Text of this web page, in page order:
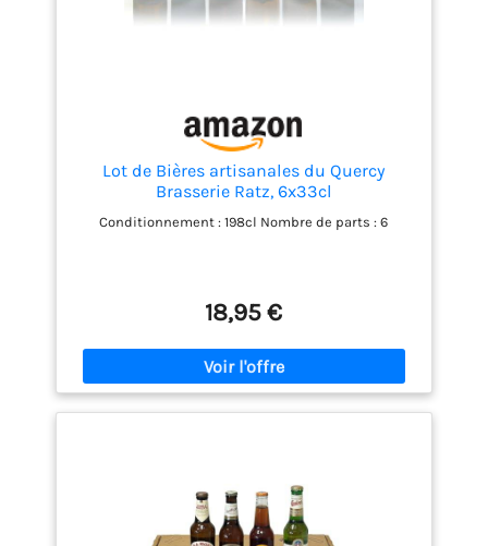
Lot de Bières artisanales du Quercy
Brasserie Ratz, 6x33cl
Conditionnement : 198cl Nombre de parts : 6
18,95 €